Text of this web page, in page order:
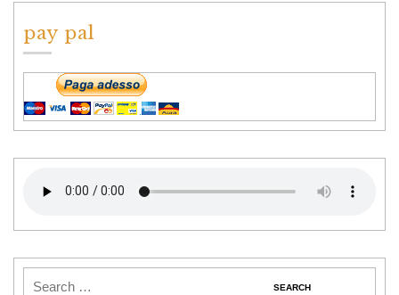
pay pal